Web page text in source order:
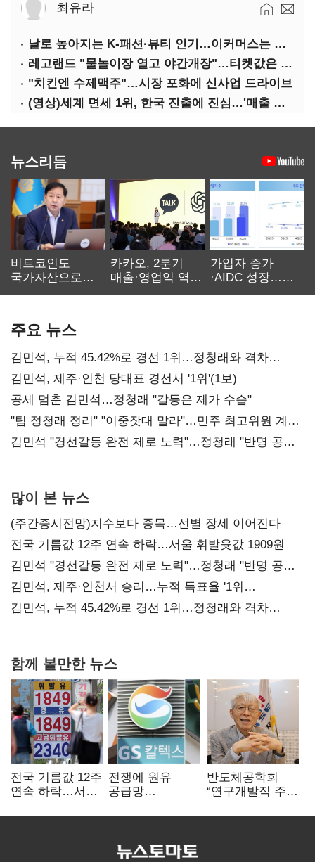
최유라
날로 높아지는 K-패션·뷰티 인기…이커머스는 역직구 키운다
레고랜드 "물놀이장 열고 야간개장"…티켓값은 동결
"치킨엔 수제맥주"…시장 포화에 신사업 드라이브
(영상)세계 면세 1위, 한국 진출에 진심…'매출 증빙' 물어봤다
뉴스리듬
비트코인도
국가자산으로…'
카카오, 2분기
매출·영업익 역대
가입자 증가
·AIDC 성장…
주요 뉴스
김민석, 누적 45.42%로 경선 1위…정청래와 격차
0.86%p(2보)
김민석, 제주·인천 당대표 경선서 '1위'(1보)
공세 멈춘 김민석…정청래 "갈등은 제가 수습"
"팀 정청래 정리" "이중잣대 말라"…민주 최고위원 계파
다툼 격화
김민석 "경선갈등 완전 제로 노력"…정청래 "반명 공세
많이 본 뉴스
(주간증시전망)지수보다 종목…선별 장세 이어진다
전국 기름값 12주 연속 하락…서울 휘발윳값 1909원
김민석 "경선갈등 완전 제로 노력"…정청래 "반명 공세
사과부터"
김민석, 제주·인천서 승리…누적 득표율 '1위
탈환'(종합)
김민석, 누적 45.42%로 경선 1위…정청래와 격차
함께 볼만한 뉴스
전국 기름값 12주
연속 하락…서울
전쟁에 원유
공급망
정유, 에너지안보
반도체공학회
“연구개발직 주
개선해야”